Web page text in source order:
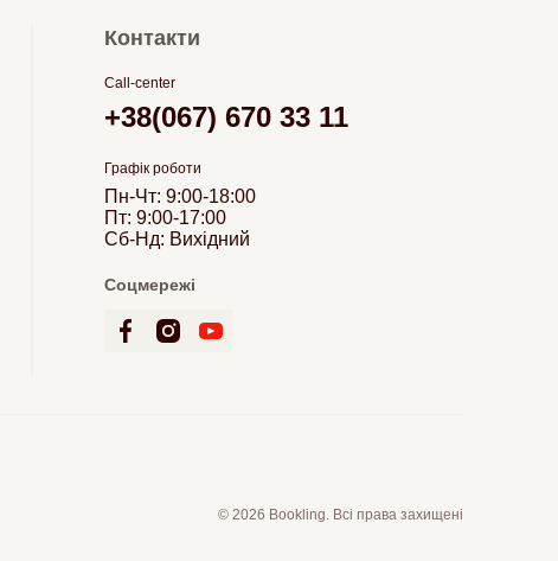
Контакти
Call-center
+38(067) 670 33 11
Графік роботи
Пн-Чт: 9:00-18:00
Пт: 9:00-17:00
Сб-Нд: Вихідний
Соцмережі
© 2026 Bookling. Всі права захищені